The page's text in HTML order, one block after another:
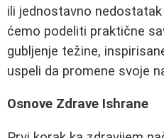
ili jednostavno
ćemo podeliti praktične
gubljenje težine,
uspeli da promene svoje
Osnove Zdrave Ishrane